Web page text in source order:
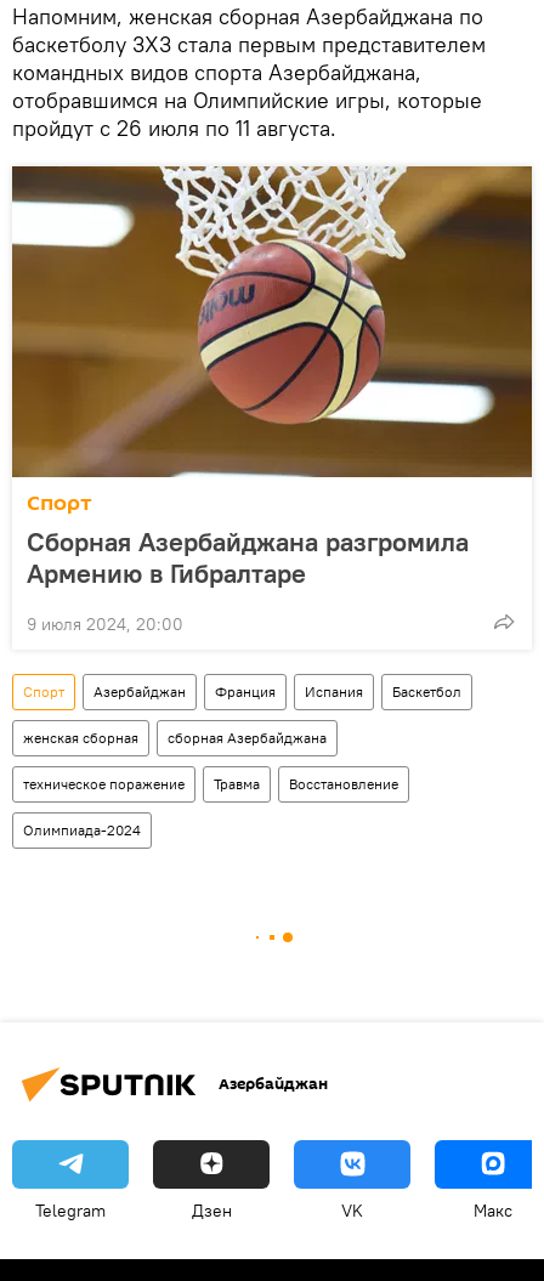
Напомним, женская сборная Азербайджана по
баскетболу 3Х3 стала первым представителем
командных видов спорта Азербайджана,
отобравшимся на Олимпийские игры, которые
пройдут с 26 июля по 11 августа.
Спорт
Сборная Азербайджана разгромила
Армению в Гибралтаре
9 июля 2024, 20:00
Спорт Азербайджан Франция Испания Баскетбол
женская сборная сборная Азербайджана
техническое поражение Травма Восстановление
Олимпиада-2024
Азербайджан
Telegram Дзен VK Макс